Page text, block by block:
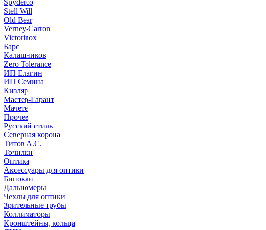
Spyderco
Stell Will
Old Bear
Verney-Carron
Victorinox
Барс
Калашников
Zero Tolerance
ИП Елагин
ИП Семина
Кизляр
Мастер-Гарант
Мачете
Прочее
Русский стиль
Северная корона
Титов А.С.
Точилки
Оптика
Аксессуары для оптики
Бинокли
Дальномеры
Чехлы для оптики
Зрительные трубы
Коллиматоры
Кронштейны, кольца